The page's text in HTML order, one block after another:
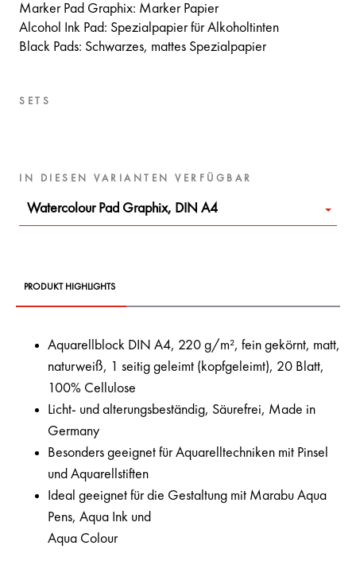
Marker Pad Graphix: Marker Papier
Alcohol Ink Pad: Spezialpapier für Alkoholtinten
Black Pads: Schwarzes, mattes Spezialpapier
SETS
IN DIESEN VARIANTEN VERFÜGBAR
Watercolour Pad Graphix, DIN A4
PRODUKT HIGHLIGHTS
Aquarellblock DIN A4, 220 g/m², fein gekörnt, matt,
naturweiß, 1 seitig geleimt (kopfgeleimt), 20 Blatt,
100% Cellulose
Licht- und alterungsbeständig, Säurefrei, Made in
Germany
Besonders geeignet für Aquarelltechniken mit Pinsel
und Aquarellstiften
Ideal geeignet für die Gestaltung mit Marabu Aqua
Pens, Aqua Ink und
Aqua Colour